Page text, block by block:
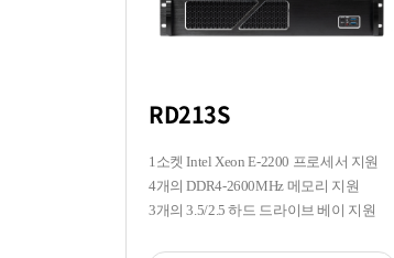
RD213S
1소켓 Intel Xeon E-2200 프로세서 지원
4개의 DDR4-2600MHz 메모리 지원
3개의 3.5/2.5 하드 드라이브 베이 지원